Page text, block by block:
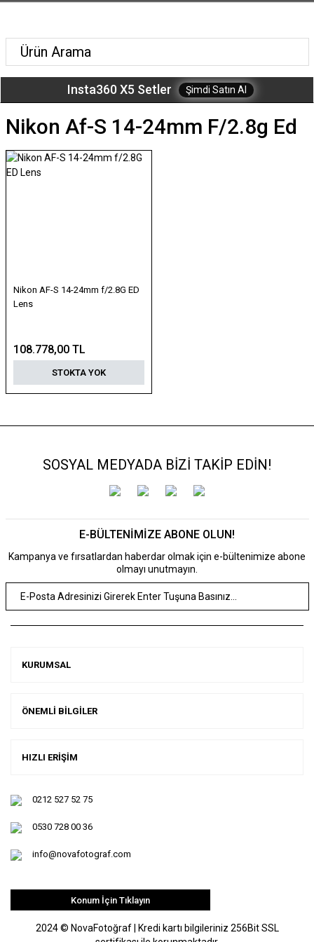
Insta360 X5 Setler Şimdi Satın Al
Nikon Af-S 14-24mm F/2.8g Ed
Nikon AF-S 14-24mm f/2.8G ED
Lens
108.778,00 TL
STOKTA YOK
SOSYAL MEDYADA BİZİ TAKİP EDİN!
E-BÜLTENİMİZE ABONE OLUN!
Kampanya ve fırsatlardan haberdar olmak için e-bültenimize abone
olmayı unutmayın.
KURUMSAL
ÖNEMLİ BİLGİLER
HIZLI ERİŞİM
0212 527 52 75
0530 728 00 36
info@novafotograf.com
Konum İçin Tıklayın
2024 © NovaFotoğraf | Kredi kartı bilgileriniz 256Bit SSL